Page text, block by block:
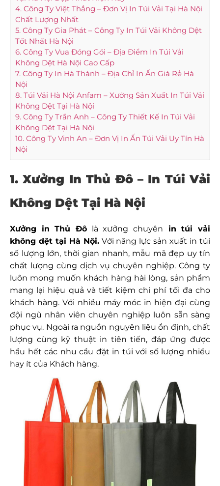
4. Công Ty Việt Thắng – Đơn Vị In Túi Vải Tại Hà Nội
Chất Lượng Nhất
5. Công Ty Gia Phát – Công Ty In Túi Vải Không Dệt
Tốt Nhất Hà Nội
6. Công Ty Vua Đóng Gói – Địa Điểm In Túi Vải
Không Dệt Hà Nội Cao Cấp
7. Công Ty In Hà Thành – Địa Chỉ In Ấn Giá Rẻ Hà
Nội
8. Túi Vải Hà Nội Anfam – Xưởng Sản Xuất In Túi Vải
Không Dệt Tại Hà Nội
9. Công Ty Trần Anh – Công Ty Thiết Kế In Túi Vải
Không Dệt Tại Hà Nội
10. Công Ty Vinh An – Đơn Vị In Ấn Túi Vải Uy Tín Hà
Nội
1. Xưởng In Thủ Đô – In Túi Vải
Không Dệt Tại Hà Nội
Xưởng in Thủ Đô là xưởng chuyên in túi vải
không dệt tại Hà Nội.Với năng lực sản xuất in túi
số lượng lớn, thời gian nhanh, mẫu mã đẹp uy tín
chất lượng cùng dịch vụ chuyên nghiệp. Công ty
luôn mong muốn khách hàng hài lòng, sản phẩm
mang lại hiệu quả và tiết kiệm chi phí tối đa cho
khách hàng. Với nhiều máy móc in hiện đại cùng
đội ngũ nhân viên chuyên nghiệp luôn sẵn sàng
phục vụ. Ngoài ra nguồn nguyên liệu ổn định, chất
lượng cùng kỹ thuật in tiên tiến, đáp ứng được
hầu hết các nhu cầu đặt in túi với số lượng nhiều
hay ít của Khách hàng.